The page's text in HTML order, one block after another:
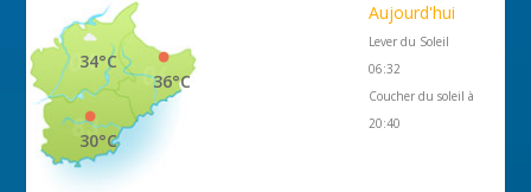
36°C
34°C
30°C
Aujourd'hui
Lever du Soleil
06:32
Coucher du soleil à
20:40